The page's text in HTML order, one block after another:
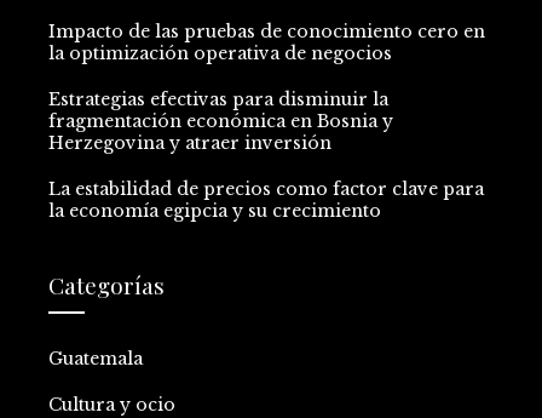
Impacto de las pruebas de conocimiento cero en
la optimización operativa de negocios
Estrategias efectivas para disminuir la
fragmentación económica en Bosnia y
Herzegovina y atraer inversión
La estabilidad de precios como factor clave para
la economía egipcia y su crecimiento
Categorías
Guatemala
Cultura y ocio